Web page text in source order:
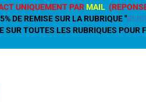
UNIQUEMENT PAR MAIL
DE REMISE SUR LA RUBRIQUE "
SUR TOUTES LES RUBRIQUES